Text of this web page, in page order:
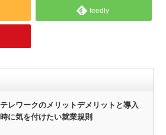
feedly
テレワークのメリットデメリットと導入
時に気を付けたい就業規則